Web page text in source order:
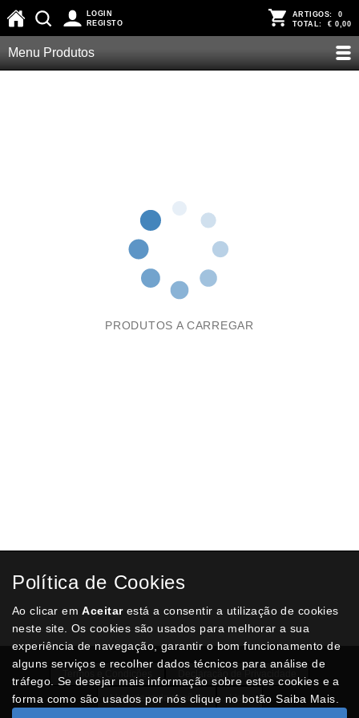
LOGIN
REGISTO
ARTIGOS: 0
TOTAL: € 0,00
Menu Produtos
PRODUTOS A CARREGAR
Termos e Condições
Livro de reclamações Lista
Política de Cookies
Ao clicar emAceitarestá a consentir a utilização de cookies
neste site. Os cookies são usados para melhorar a sua
experiência de navegação, garantir o bom funcionamento de
alguns serviços e recolher dados técnicos para análise de
tráfego. Se desejar mais informação sobre estes cookies e a
forma como são usados por nós clique no botão Saiba Mais.